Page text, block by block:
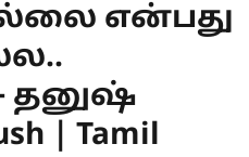
என்பது
தனுஷ்
| Tamil